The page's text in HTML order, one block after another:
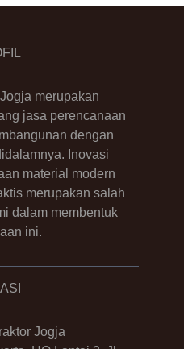
merupakan
jasa perencanaan
dengan
Inovasi
material modern
merupakan salah
dalam membentuk
ini.
Jogja